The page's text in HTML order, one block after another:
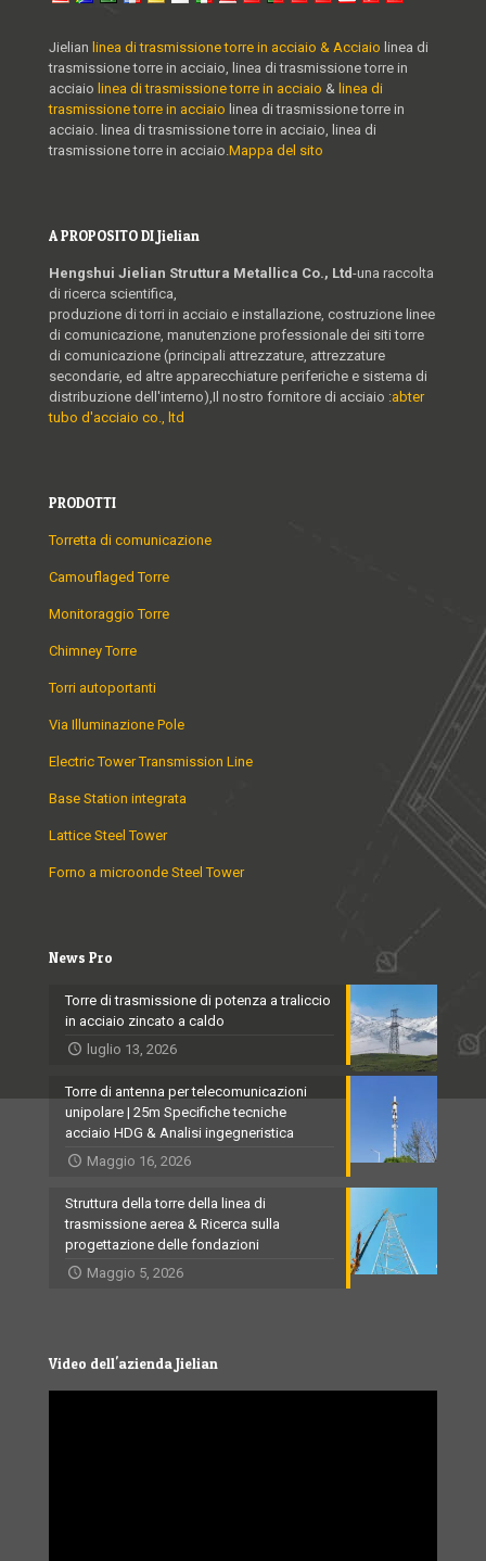
Jielian linea di trasmissione torre in acciaio & Acciaio linea di
trasmissione torre in acciaio, linea di trasmissione torre in
acciaio linea di trasmissione torre in acciaio & linea di
trasmissione torre in acciaio linea di trasmissione torre in
acciaio. linea di trasmissione torre in acciaio, linea di
trasmissione torre in acciaio. Mappa del sito
A PROPOSITO DI Jielian
Hengshui Jielian Struttura Metallica Co., Ltd-una raccolta
di ricerca scientifica,
produzione di torri in acciaio e installazione, costruzione linee
di comunicazione, manutenzione professionale dei siti torre
di comunicazione (principali attrezzature, attrezzature
secondarie, ed altre apparecchiature periferiche e sistema di
distribuzione dell'interno),Il nostro fornitore di acciaio :abter
tubo d'acciaio co., ltd
PRODOTTI
Torretta di comunicazione
Camouflaged Torre
Monitoraggio Torre
Chimney Torre
Torri autoportanti
Via Illuminazione Pole
Electric Tower Transmission Line
Base Station integrata
Lattice Steel Tower
Forno a microonde Steel Tower
News Pro
Torre di trasmissione di potenza a traliccio
in acciaio zincato a caldo
luglio 13, 2026
Torre di antenna per telecomunicazioni
unipolare | 25m Specifiche tecniche
acciaio HDG & Analisi ingegneristica
Maggio 16, 2026
Struttura della torre della linea di
trasmissione aerea & Ricerca sulla
progettazione delle fondazioni
Maggio 5, 2026
Video dell'azienda Jielian